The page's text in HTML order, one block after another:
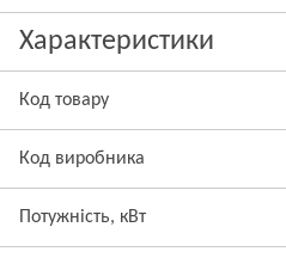
Характеристики
Код товару
Код виробника
Потужність, кВт